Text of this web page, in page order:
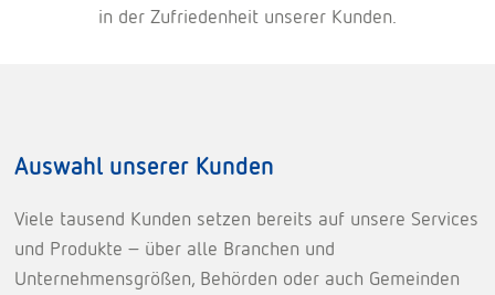
in der Zufriedenheit unserer Kunden.
Auswahl unserer Kunden
Viele tausend Kunden setzen bereits auf unsere Services
und Produkte – über alle Branchen und
Unternehmensgrößen, Behörden oder auch Gemeinden